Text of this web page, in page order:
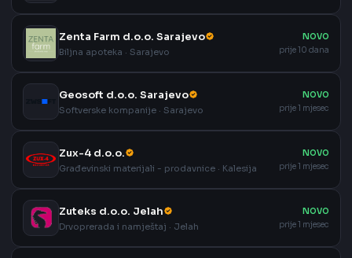
Zenta Farm d.o.o. Sarajevo
Biljna apoteka · Sarajevo
NOVO
prije 10 dana
Geosoft d.o.o. Sarajevo
Softverske kompanije · Sarajevo
NOVO
prije 1 mjesec
Zux-4 d.o.o.
Građevinski materijali - prodavnice · Kalesija
NOVO
prije 1 mjesec
Zuteks d.o.o. Jelah
Drvoprerada i namještaj · Jelah
NOVO
prije 1 mjesec